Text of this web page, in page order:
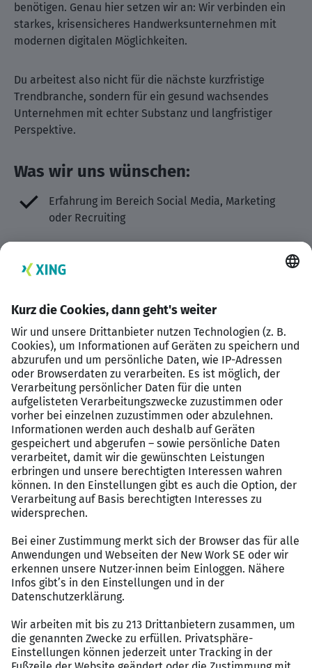
benötigen. Genau hier setzen wir an: Wir verbinden ein
starkes, krisensicheres Handwerksunternehmen mit
modernen digitalen Möglichkeiten.
Du arbeitest also nicht für die nächste kurzfristige
Trendbranche, sondern für ein gesund wachsendes
Unternehmen mit echter Substanz und langfristiger
Perspektive.
Was wir uns wünschen:
Erfahrung im Bereich Social Media, Marketing
oder Recruiting
Kommunikation
Arbeitsweisen
Eigeninitiative und Lust, Dinge aktiv aufzubauen
Strukturierte und selbstständige Arbeitsweise
Verständnis dafür, wie man Menschen begeistert
und erreicht
Ob klassische Marketingausbildung, Studium oder
Quereinstieg mit Praxiserfahrung – entscheidend ist für
uns, dass du motiviert bist und Verantwortung
übernehmen möchtest.
Das bieten wir dir:
Sicheren Arbeitsplatz in einem erfolgreichen
Unternehmen
Zukunftsstarke Branche mit langfristiger
Perspektive